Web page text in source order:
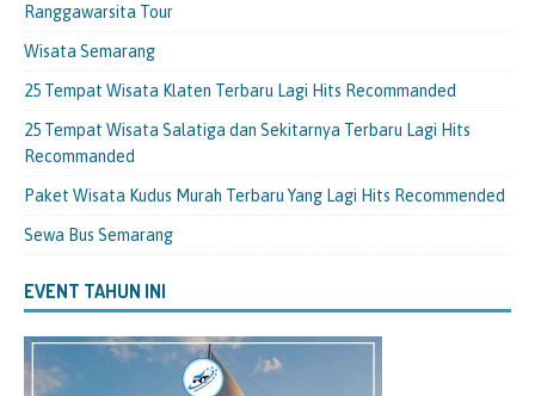
Ranggawarsita Tour
Wisata Semarang
25 Tempat Wisata Klaten Terbaru Lagi Hits Recommanded
25 Tempat Wisata Salatiga dan Sekitarnya Terbaru Lagi Hits
Recommanded
Paket Wisata Kudus Murah Terbaru Yang Lagi Hits Recommended
Sewa Bus Semarang
EVENT TAHUN INI